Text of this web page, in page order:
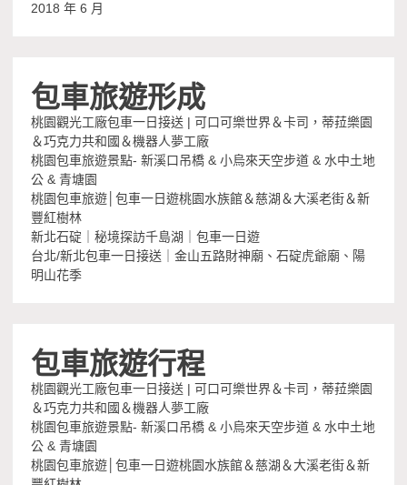
2018 年 6 月
包車旅遊形成
桃園觀光工廠包車一日接送 | 可口可樂世界＆卡司，蒂菈樂園
＆巧克力共和國＆機器人夢工廠
桃園包車旅遊景點- 新溪口吊橋 & 小烏來天空步道 & 水中土地
公 & 青塘園
桃園包車旅遊│包車一日遊桃園水族館＆慈湖＆大溪老街＆新
豐紅樹林
新北石碇｜秘境探訪千島湖｜包車一日遊
台北/新北包車一日接送｜金山五路財神廟、石碇虎爺廟、陽
明山花季
包車旅遊行程
桃園觀光工廠包車一日接送 | 可口可樂世界＆卡司，蒂菈樂園
＆巧克力共和國＆機器人夢工廠
桃園包車旅遊景點- 新溪口吊橋 & 小烏來天空步道 & 水中土地
公 & 青塘園
桃園包車旅遊│包車一日遊桃園水族館＆慈湖＆大溪老街＆新